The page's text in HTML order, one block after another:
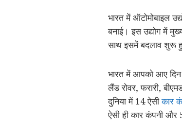
भारत में ऑटोमोबाइल
बनाई। इस उद्योग में
साथ इसमें बदलाव
भारत में आपको आए दिन
लैंड रोवर, फरारी,
दुनिया में 14 ऐसीकार
ऐसी ही कार कंपनी और